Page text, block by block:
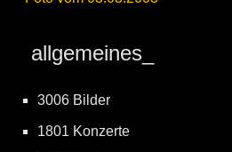
allgemeines_
3006 Bilder
1801 Konzerte